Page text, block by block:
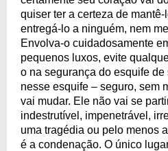
quiser ter a certeza de
entregá-lo a ninguém, nem
Envolva-o cuidadosamente
pequenos luxos, evite
o na segurança do esquife
nesse esquife – seguro, sem
vai mudar. Ele não vai se
indestrutível, impenetrável,
uma tragédia ou pelo menos
é a condenação. O único